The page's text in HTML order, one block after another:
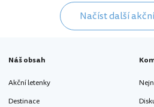
Načíst další
Náš obsah
Akční letenky
Destinace